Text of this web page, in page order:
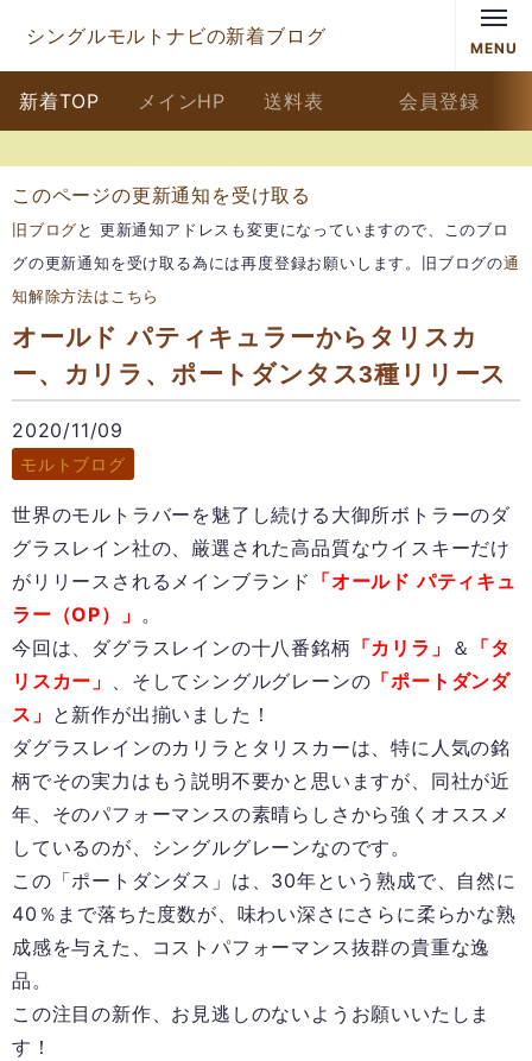
シングルモルトナビの新着ブログ
MENU
新着TOP メインHP 送料表 会員登録
このページの更新通知を受け取る
旧ブログと 更新通知アドレスも変更になっていますので、このブロ
グの更新通知を受け取る為には再度登録お願いします。旧ブログの通
知解除方法はこちら
オールド パティキュラーからタリスカ
ー、カリラ、ポートダンタス3種リリース
2020/11/09
モルトブログ
世界のモルトラバーを魅了し続ける大御所ボトラーのダ
グラスレイン社の、厳選された高品質なウイスキーだけ
がリリースされるメインブランド 「オールド パティキュ
ラー（OP）」 。
今回は、ダグラスレインの十八番銘柄 「カリラ」 ＆ 「タ
リスカー」 、そしてシングルグレーンの 「ポートダンダ
ス」 と新作が出揃いました！
ダグラスレインのカリラとタリスカーは、特に人気の銘
柄でその実力はもう説明不要かと思いますが、同社が近
年、そのパフォーマンスの素晴らしさから強くオススメ
しているのが、シングルグレーンなのです。
この「ポートダンダス」は、30年という熟成で、自然に
40％まで落ちた度数が、味わい深さにさらに柔らかな熟
成感を与えた、コストパフォーマンス抜群の貴重な逸
品。
この注目の新作、お見逃しのないようお願いいたしま
す！